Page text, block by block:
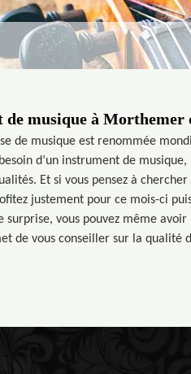
musique à Morthemer
de musique est renommée
d’un instrument de musique,
Et si vous pensez à
justement pour ce mois-ci
vous pouvez même avoir
de vous conseiller sur la qualité